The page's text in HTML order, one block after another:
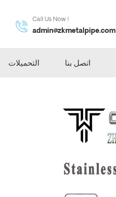
Call Us Now !
admin@zkmetalpipe.com
التحميلات اتصل بنا